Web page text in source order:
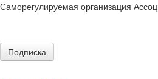
Саморегулируемая организация
Подписка